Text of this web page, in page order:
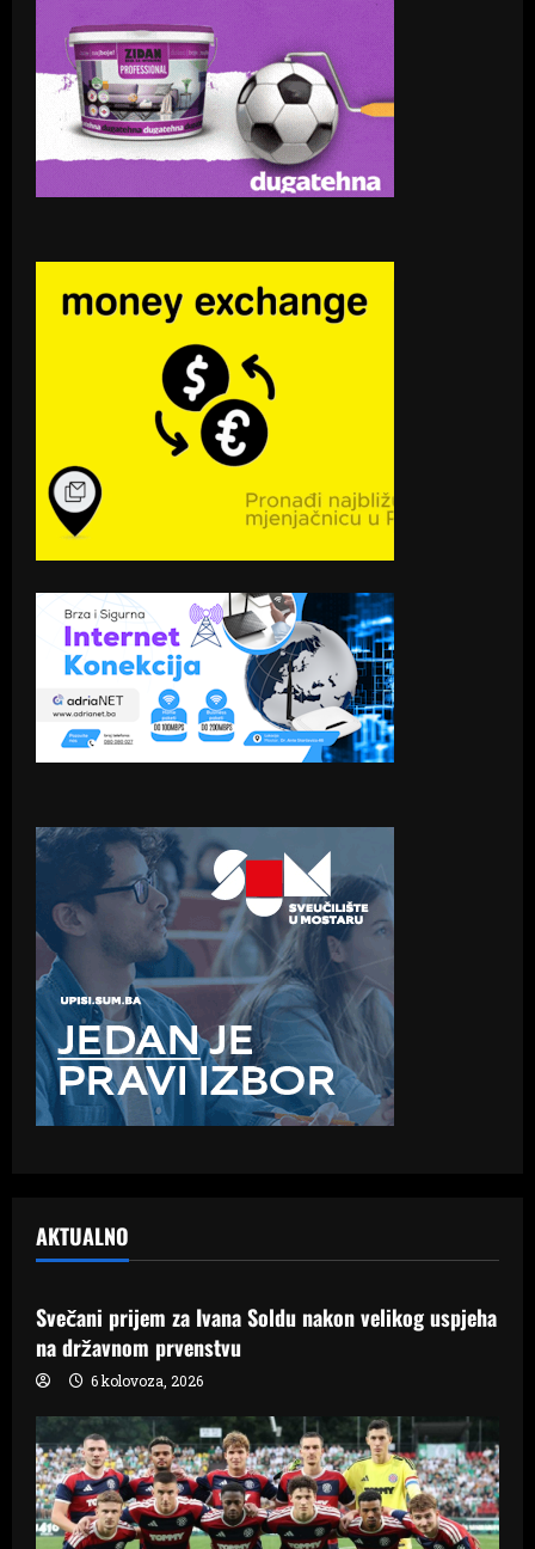
AKTUALNO
Samo Hercegovina
Svečani prijem za Ivana Soldu nakon velikog uspjeha
na državnom prvenstvu
6 kolovoza, 2026